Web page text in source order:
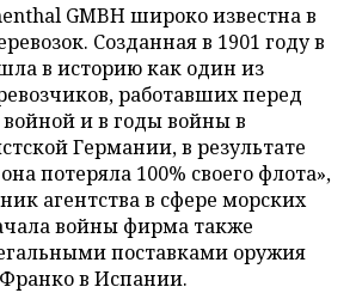
GMBH широко известна в
Созданная в 1901 году в
в историю как один из
работавших перед
и в годы войны в
Германии, в результате
потеряла 100% своего флота»,
агентства в сфере морских
войны фирма также
поставками оружия
в Испании.